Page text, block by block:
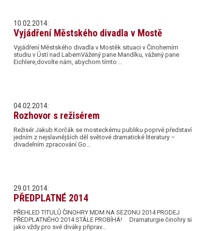
10.02.2014:
Vyjádření Městského divadla v Mostě
Vyjádření Městského divadla v Mostěk situaci v Činoherním
studiu v Ústí nad LabemVážený pane Mandíku, vážený pane
Eichlere,dovolte nám, abychom tímto …
04.02.2014:
Rozhovor s režisérem
Režisér Jakub Korčák se mosteckému publiku poprvé představí
jedním z nejslavnějších děl světové dramatické literatury –
divadelním zpracování Go…
29.01.2014:
PŘEDPLATNÉ 2014
PŘEHLED TITULŮ ČINOHRY MDM NA SEZONU 2014 PRODEJ
PŘEDPLATNÉHO 2014 STÁLE PROBÍHÁ! Dramaturgie činohry si
jako vždy pro své diváky připrav…